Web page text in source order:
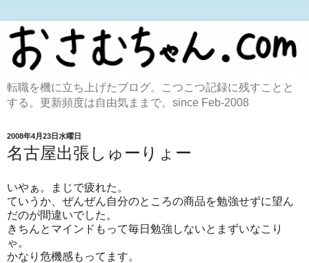
転職を機に立ち上げたブログ。こつこつ記録に残すことと
する。更新頻度は自由気ままで。since Feb-2008
2008年4月23日水曜日
名古屋出張しゅーりょー
いやぁ。まじで疲れた。
ていうか、ぜんぜん自分のところの商品を勉強せずに望ん
だのが間違いでした。
きちんとマインドもって毎日勉強しないとまずいなこり
ゃ。
かなり危機感もってます。